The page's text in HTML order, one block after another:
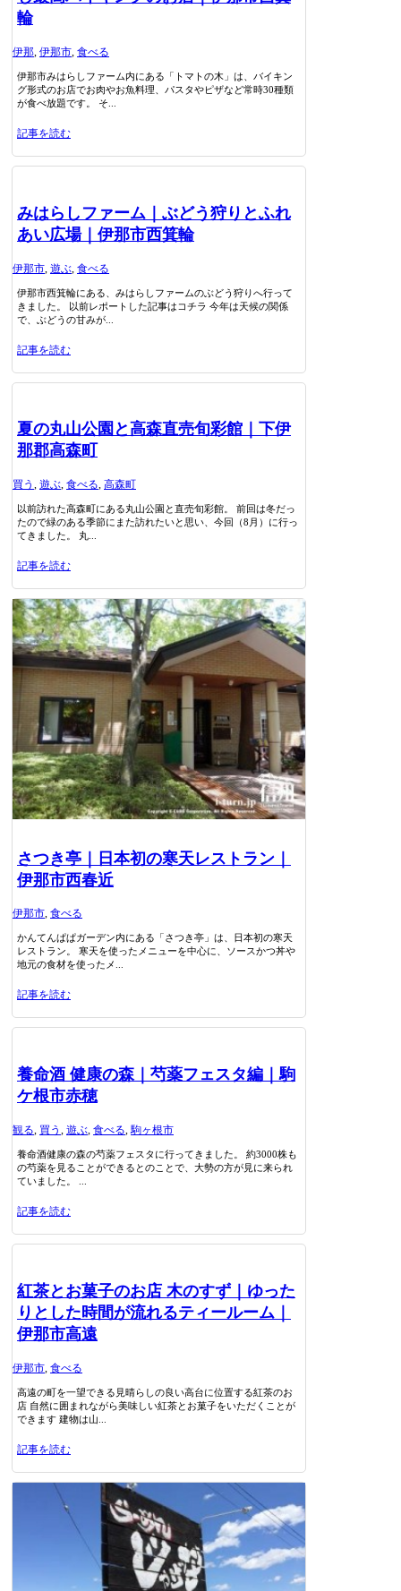
輪
伊那 伊那市 食べる
伊那市みはらしファーム内にある「トマトの木」は、バイキン
グ形式のお店でお肉やお魚料理、パスタやピザなど常時30種類
が食べ放題です。 そ...
記事を読む
みはらしファーム｜ぶどう狩りとふれ
あい広場｜伊那市西箕輪
伊那市 遊ぶ 食べる
伊那市西箕輪にある、みはらしファームのぶどう狩りへ行って
きました。 以前レポートした記事はコチラ 今年は天候の関係
で、ぶどうの甘みが...
記事を読む
夏の丸山公園と高森直売旬彩館｜下伊
那郡高森町
買う , 遊ぶ, 食べる, 高森町
以前訪れた高森町にある丸山公園と直売旬彩館。 前回は冬だっ
たので緑のある季節にまた訪れたいと思い、今回（8月）に行っ
てきました。 丸...
記事を読む
さつき亭｜日本初の寒天レストラン｜
伊那市西春近
伊那市, 食べる
かんてんぱぱガーデン内にある「さつき亭」は、日本初の寒天
レストラン。 寒天を使ったメニューを中心に、ソースかつ丼や
地元の食材を使ったメ...
記事を読む
養命酒 健康の森｜芍薬フェスタ編｜駒
ケ根市赤穂
観る, 買う , 遊ぶ, 食べる,駒ヶ根市
養命酒健康の森の芍薬フェスタに行ってきました。 約3000株も
の芍薬を見ることができるとのことで、大勢の方が見に来られ
ていました。 ...
記事を読む
紅茶とお菓子のお店 木のすず｜ゆった
りとした時間が流れるティールーム｜
伊那市高遠
伊那市, 食べる
高遠の町を一望できる見晴らしの良い高台に位置する紅茶のお
店 自然に囲まれながら美味しい紅茶とお菓子をいただくことが
できます 建物は山...
記事を読む